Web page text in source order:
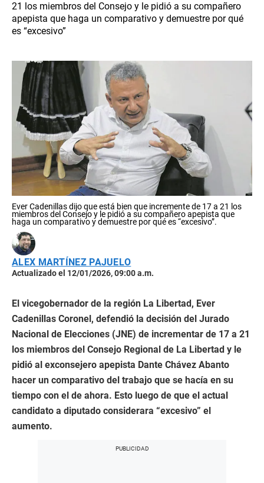
21 los miembros del Consejo y le pidió a su compañero
apepista que haga un comparativo y demuestre por qué
es “excesivo”
Ever Cadenillas dijo que está bien que incremente de 17 a 21 los
miembros del Consejo y le pidió a su compañero apepista que
haga un comparativo y demuestre por qué es “excesivo”.
ALEX MARTÍNEZ PAJUELO
Actualizado el 12/01/2026, 09:00 a.m.
El vicegobernador de la región La Libertad, Ever
Cadenillas Coronel, defendió la decisión del Jurado
Nacional de Elecciones (JNE) de incrementar de 17 a 21
los miembros del Consejo Regional de La Libertad y le
pidió al exconsejero apepista Dante Chávez Abanto
hacer un comparativo del trabajo que se hacía en su
tiempo con el de ahora. Esto luego de que el actual
candidato a diputado considerara “excesivo” el
aumento.